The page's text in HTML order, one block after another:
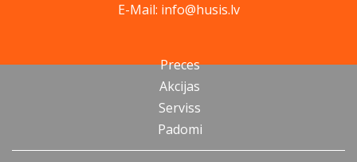
E-Mail: info@husis.lv
Preces
Akcijas
Serviss
Padomi